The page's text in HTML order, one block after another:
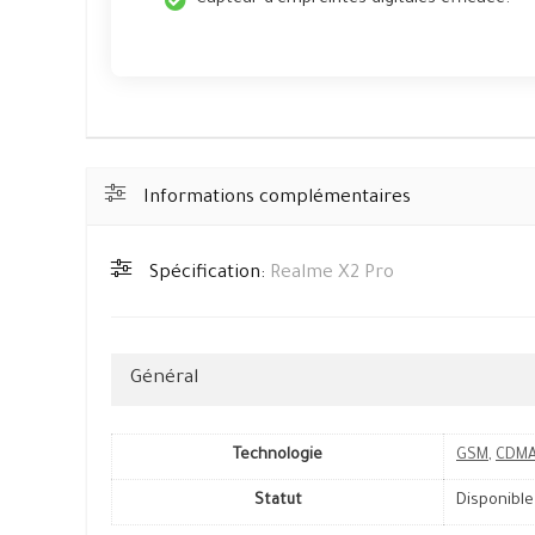
Informations complémentaires
Spécification: Realme X2 Pro
Général
Technologie GSM,
Statut Disponible